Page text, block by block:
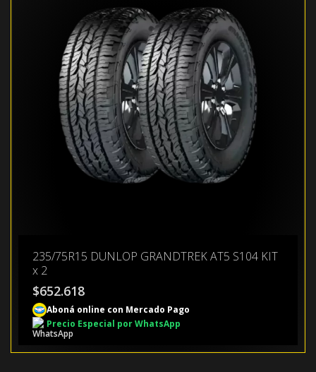
235/75R15 DUNLOP GRANDTREK AT5 S104 KIT
x 2
$652.618
Aboná online con Mercado Pago
Precio Especial por WhatsApp